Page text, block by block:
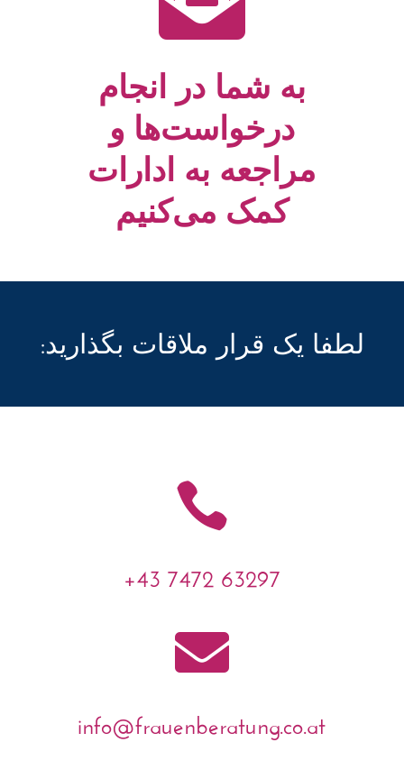
به شما در انجام
درخواست‌ها و
مراجعه به ادارات
کمک می‌کنیم
:لطفا یک قرار ملاقات بگذارید

+43 7472 63297

info@frauenberatung.co.at